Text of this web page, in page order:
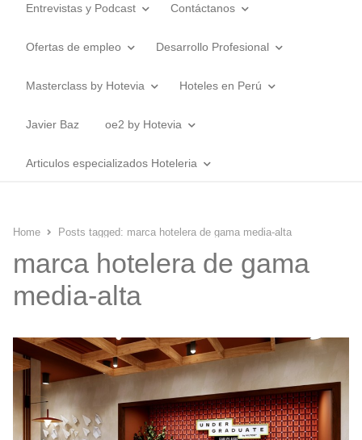
Entrevistas y Podcast Contáctanos
Ofertas de empleo Desarrollo Profesional
Masterclass by Hotevia Hoteles en Perú
Javier Baz oe2 by Hotevia
Articulos especializados Hoteleria
Home Posts tagged: marca hotelera de gama media-alta
marca hotelera de gama
media-alta